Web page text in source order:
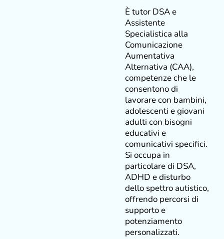
È tutor DSA e
Assistente
Specialistica alla
Comunicazione
Aumentativa
Alternativa (CAA),
competenze che le
consentono di
lavorare con bambini,
adolescenti e giovani
adulti con bisogni
educativi e
comunicativi specifici.
Si occupa in
particolare di DSA,
ADHD e disturbo
dello spettro autistico,
offrendo percorsi di
supporto e
potenziamento
personalizzati.